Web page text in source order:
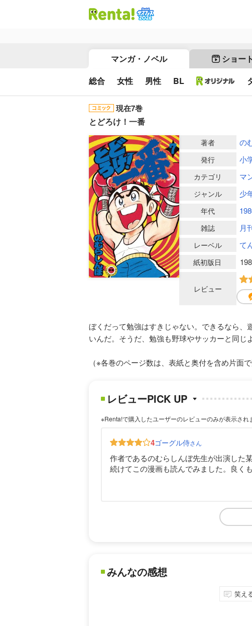
マンガ・ノベル ショート
総合 女性 男性 BL
現在7巻
とどろけ！一番
著者 の
発行 小
カテゴリ マ
ジャンル 少
年代
雑誌 月
レーベル て
紙初版日
レビュー
ぼくだって勉強はすきじゃない。できるなら
いんだ。そうだ、勉強も野球やサッカーと同
（※各巻のページ数は、表紙と奥付を含め片面で
レビューPICK UP
※Renta!で購入したユーザーのレビューのみが表示され
4ゴーグル侍さん
作者であるのむらしんぼ先生が出演した
続けてこの漫画も読んでみました。良く
みんなの感想
笑え